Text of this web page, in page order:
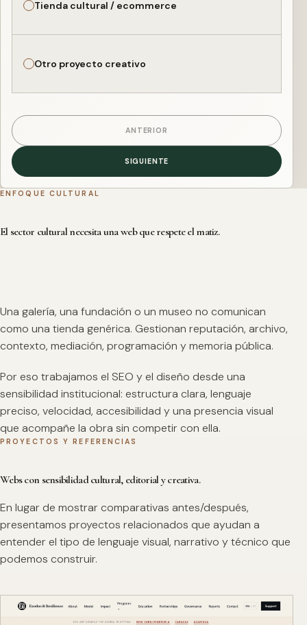
Tienda cultural / ecommerce
Otro proyecto creativo
ANTERIOR
SIGUIENTE
ENFOQUE CULTURAL
El sector cultural necesita una web que respete el matiz.
Una galería, una fundación o un museo no comunican
como una tienda genérica. Gestionan reputación, archivo,
contexto, mediación, programación y memoria pública.
Por eso trabajamos el SEO y el diseño desde una
sensibilidad institucional: estructura clara, lenguaje
preciso, velocidad, accesibilidad y una presencia visual
que acompañe la obra sin competir con ella.
PROYECTOS Y REFERENCIAS
Webs con sensibilidad cultural, editorial y creativa.
En lugar de mostrar comparativas antes/después,
presentamos proyectos relacionados que ayudan a
entender el tipo de lenguaje visual, narrativo y técnico que
podemos construir.